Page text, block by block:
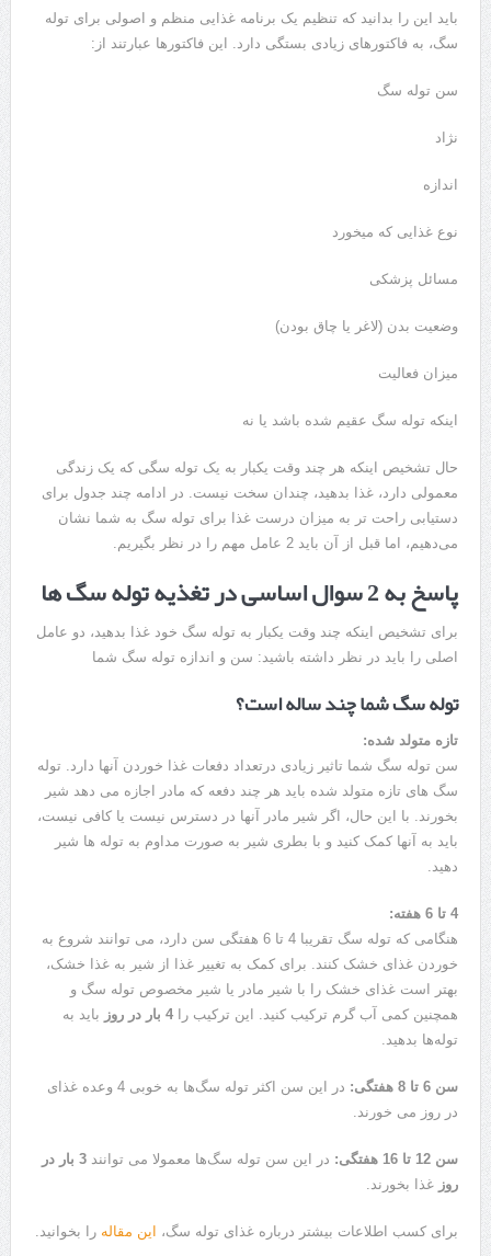
باید این را بدانید که تنظیم یک برنامه غذایی منظم و اصولی برای توله
سگ، به فاکتورهای زیادی بستگی دارد. این فاکتورها عبارتند از:
سن توله سگ
نژاد
اندازه
نوع غذایی که میخورد
مسائل پزشکی
وضعیت بدن (لاغر یا چاق بودن)
میزان فعالیت
اینکه توله سگ عقیم شده باشد یا نه
حال تشخیص اینکه هر چند وقت یکبار به یک توله سگی که یک زندگی
معمولی دارد، غذا بدهید، چندان سخت نیست. در ادامه چند جدول برای
دستیابی راحت تر به میزان درست غذا برای توله سگ به شما نشان
می‌دهیم، اما قبل از آن باید 2 عامل مهم را در نظر بگیریم.
پاسخ به 2 سوال اساسی در تغذیه توله سگ ها
برای تشخیص اینکه چند وقت یکبار به توله سگ خود غذا بدهید، دو عامل
اصلی را باید در نظر داشته باشید: سن و اندازه توله سگ شما
توله سگ شما چند ساله است؟
تازه متولد شده:
سن توله سگ شما تاثیر زیادی درتعداد دفعات غذا خوردن آنها دارد. توله
سگ های تازه متولد شده باید هر چند دفعه که مادر اجازه می دهد شیر
بخورند. با این حال، اگر شیر مادر آنها در دسترس نیست یا کافی نیست،
باید به آنها کمک کنید و با بطری شیر به صورت مداوم به توله ها شیر
دهید.
4 تا 6 هفته:
هنگامی که توله سگ تقریبا 4 تا 6 هفتگی سن دارد، می توانند شروع به
خوردن غذای خشک کنند. برای کمک به تغییر غذا از شیر به غذا خشک،
بهتر است غذای خشک را با شیر مادر یا شیر مخصوص توله سگ و
همچنین کمی آب گرم ترکیب کنید. این ترکیب را 4 بار در روز
باید به
توله‌ها بدهید.
سن 6 تا 8 هفتگی:
در این سن اکثر توله سگ‌ها به خوبی 4 وعده غذای
در روز می خورند.
سن 12 تا 16 هفتگی: در این سن توله سگ‌ها معمولا می توانند
3 بار در
روز غذا بخورند.
برای کسب اطلاعات بیشتر درباره غذای توله سگ، این مقاله را بخوانید.